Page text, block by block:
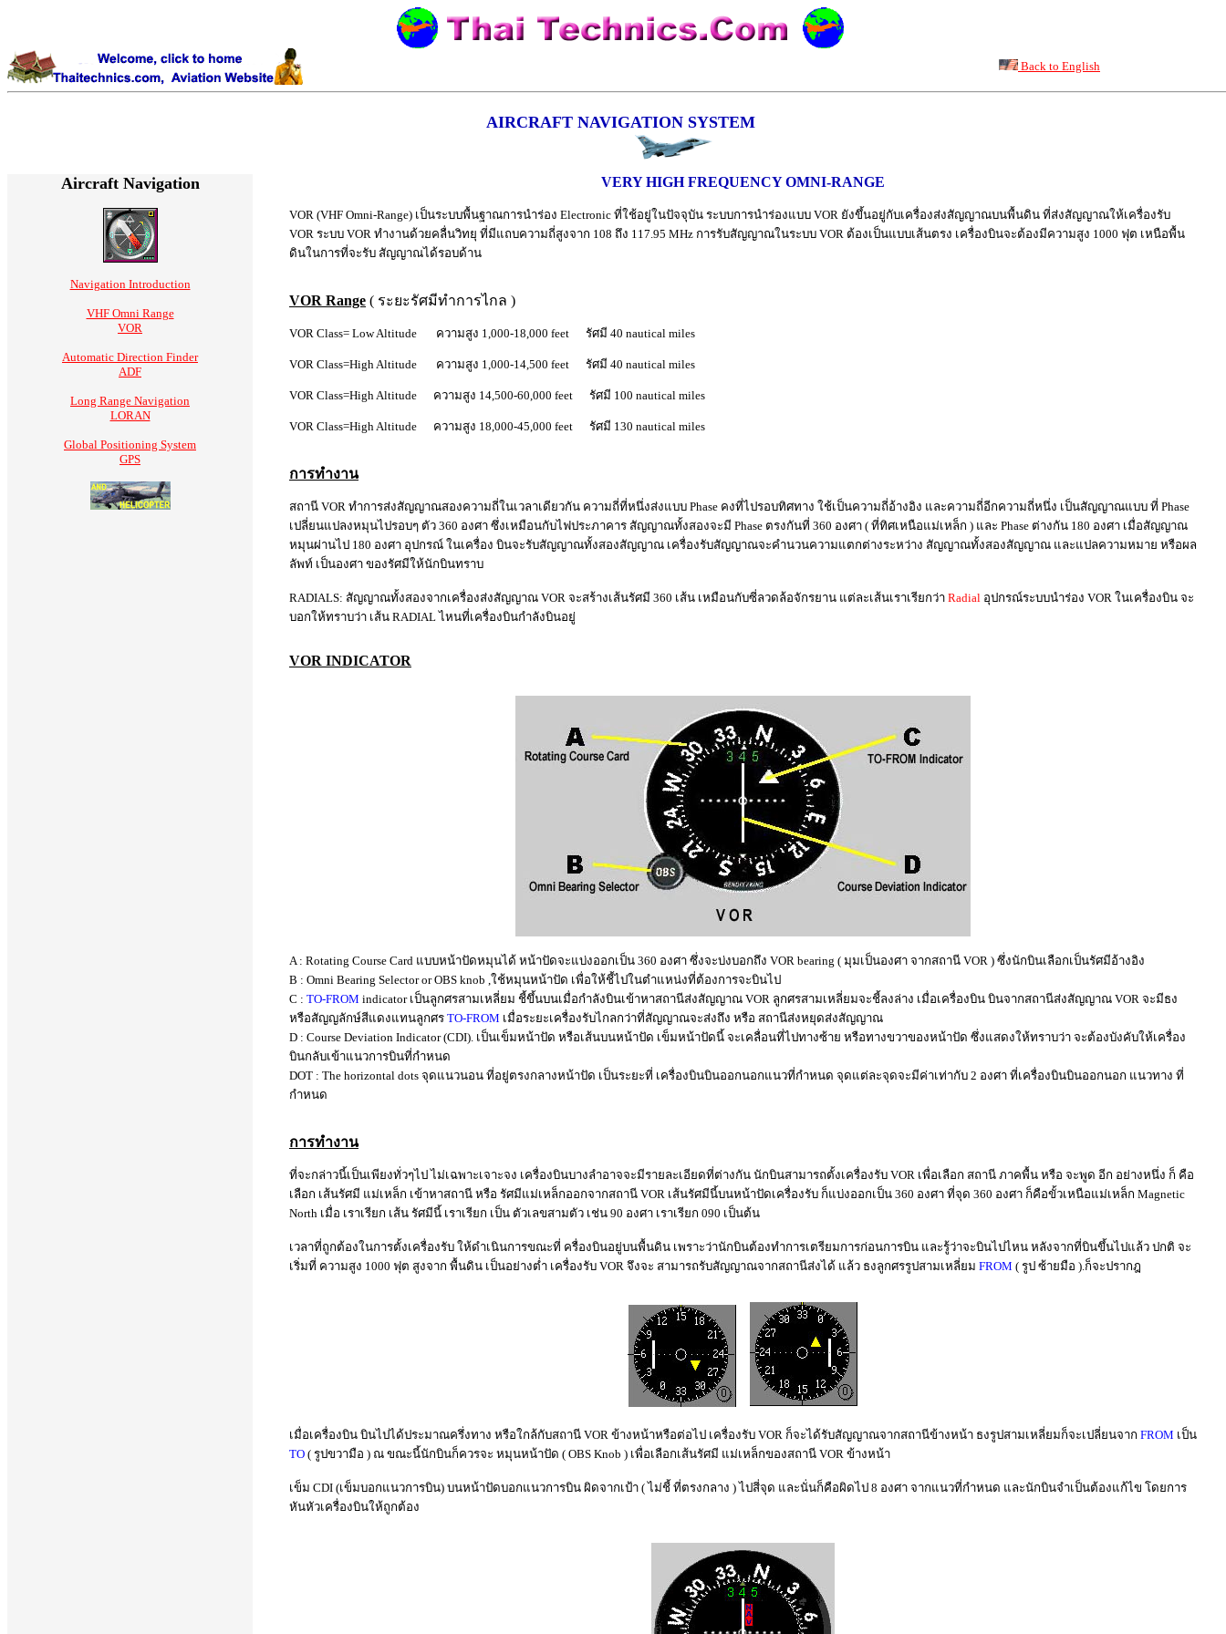
Back to English
AIRCRAFT NAVIGATION SYSTEM
Aircraft Navigation
Navigation Introduction
VHF Omni Range
VOR
Automatic Direction Finder
ADF
Long Range Navigation
LORAN
Global Positioning System
GPS
VERY HIGH FREQUENCY OMNI-RANGE
VOR (VHF Omni-Range) เป็นระบบพื้นฐาณการนำร่อง Electronic ที่ใช้อยู่ในปัจจุบัน ระบบการนำร่องแบบ VOR ยังขึ้นอยู่กับเครื่องส่งสัญญาณบนพื้นดิน ที่ส่งสัญญาณให้เครื่องรับ
VOR ระบบ VOR ทำงานด้วยคลื่นวิทยุ ที่มีแถบความถี่สูงจาก 108 ถึง 117.95 MHz การรับสัญญาณในระบบ VOR ต้องเป็นแบบเส้นตรง เครื่องบินจะต้องมีความสูง 1000 ฟุต เหนือพื้น
ดินในการที่จะรับ สัญญาณได้รอบด้าน
VOR Range ( ระยะรัศมีทำการไกล )
VOR Class= Low Altitude ความสูง 1,000-18,000 feet รัศมี 40 nautical miles
VOR Class=High Altitude ความสูง 1,000-14,500 feet รัศมี 40 nautical miles
VOR Class=High Altitude ความสูง 14,500-60,000 feet รัศมี 100 nautical miles
VOR Class=High Altitude ความสูง 18,000-45,000 feet รัศมี 130 nautical miles
การทำงาน
สถานี VOR ทำการส่งสัญญาณสองความถี่ในเวลาเดียวกัน ความถี่ที่หนึ่งส่งแบบ Phase คงที่ไปรอบทิศทาง ใช้เป็นความถี่อ้างอิง และความถี่อีกความถี่หนึ่ง เป็นสัญญาณแบบ ที่ Phase
เปลี่ยนแปลงหมุนไปรอบๆ ตัว 360 องศา ซึ่งเหมือนกับไฟประภาคาร สัญญาณทั้งสองจะมี Phase ตรงกันที่ 360 องศา ( ที่ทิศเหนือแม่เหล็ก ) และ Phase ต่างกัน 180 องศา เมื่อสัญญาณ
หมุนผ่านไป 180 องศา อุปกรณ์ ในเครื่อง บินจะรับสัญญาณทั้งสองสัญญาณ เครื่องรับสัญญาณจะคำนวนความแตกต่างระหว่าง สัญญาณทั้งสองสัญญาณ และแปลความหมาย หรือผล
ลัพท์ เป็นองศา ของรัศมีให้นักบินทราบ
RADIALS: สัญญาณทั้งสองจากเครื่องส่งสัญญาณ VOR จะสร้างเส้นรัศมี 360 เส้น เหมือนกับซี่ลวดล้อจักรยาน แต่ละเส้นเราเรียกว่า Radial อุปกรณ์ระบบนำร่อง VOR ในเครื่องบิน จะ
บอกให้ทราบว่า เส้น RADIAL ไหนที่เครื่องบินกำลังบินอยู่
VOR INDICATOR
A : Rotating Course Card แบบหน้าปัดหมุนได้ หน้าปัดจะแบ่งออกเป็น 360 องศา ซึ่งจะบ่งบอกถึง VOR bearing ( มุมเป็นองศา จากสถานี VOR ) ซึ่งนักบินเลือกเป็นรัศมีอ้างอิง
B : Omni Bearing Selector or OBS knob ,ใช้หมุนหน้าปัด เพื่อให้ชี้ไปในตำแหน่งที่ต้องการจะบินไป
C : TO-FROM indicator เป็นลูกศรสามเหลี่ยม ชี้ขึ้นบนเมื่อกำลังบินเข้าหาสถานีส่งสัญญาณ VOR ลูกศรสามเหลี่ยมจะชี้ลงล่าง เมื่อเครื่องบิน บินจากสถานีส่งสัญญาณ VOR จะมีธง
หรือสัญญลักษ์สีแดงแทนลูกศร TO-FROM เมื่อระยะเครื่องรับไกลกว่าที่สัญญาณจะส่งถึง หรือ สถานีส่งหยุดส่งสัญญาณ
D : Course Deviation Indicator (CDI). เป็นเข็มหน้าปัด หรือเส้นบนหน้าปัด เข็มหน้าปัดนี้ จะเคลื่อนที่ไปทางซ้าย หรือทางขวาของหน้าปัด ซึ่งแสดงให้ทราบว่า จะต้องบังคับให้เครื่อง
บินกลับเข้าแนวการบินที่กำหนด
DOT : The horizontal dots จุดแนวนอน ที่อยู่ตรงกลางหน้าปัด เป็นระยะที่ เครื่องบินบินออกนอกแนวที่กำหนด จุดแต่ละจุดจะมีค่าเท่ากับ 2 องศา ที่เครื่องบินบินออกนอก แนวทาง ที่
กำหนด
การทำงาน
ที่จะกล่าวนี้เป็นเพียงทั่วๆไป ไม่เฉพาะเจาะจง เครื่องบินบางลำอาจจะมีรายละเอียดที่ต่างกัน นักบินสามารถตั้งเครื่องรับ VOR เพื่อเลือก สถานี ภาคพื้น หรือ จะพูด อีก อย่างหนึ่ง ก็ คือ
เลือก เส้นรัศมี แม่เหล็ก เข้าหาสถานี หรือ รัศมีแม่เหล็กออกจากสถานี VOR เส้นรัศมีนี้บนหน้าปัดเครื่องรับ ก็แบ่งออกเป็น 360 องศา ที่จุด 360 องศา ก็คือขั้วเหนือแม่เหล็ก Magnetic
North เมื่อ เราเรียก เส้น รัศมีนี้ เราเรียก เป็น ตัวเลขสามตัว เช่น 90 องศา เราเรียก 090 เป็นต้น
เวลาที่ถูกต้องในการตั้งเครื่องรับ ให้ดำเนินการขณะที่ ครื่องบินอยู่บนพื้นดิน เพราะว่านักบินต้องทำการเตรียมการก่อนการบิน และรู้ว่าจะบินไปไหน หลังจากที่บินขึ้นไปแล้ว ปกติ จะ
เริ่มที่ ความสูง 1000 ฟุต สูงจาก พื้นดิน เป็นอย่างต่ำ เครื่องรับ VOR จึงจะ สามารถรับสัญญาณจากสถานีส่งได้ แล้ว ธงลูกศรรูปสามเหลี่ยม FROM ( รูป ซ้ายมือ ).ก็จะปรากฎ
เมื่อเครื่องบิน บินไปได้ประมาณครึ่งทาง หรือใกล้กับสถานี VOR ข้างหน้าหรือต่อไป เครื่องรับ VOR ก็จะได้รับสัญญาณจากสถานีข้างหน้า ธงรูปสามเหลี่ยมก็จะเปลี่ยนจาก FROM เป็น
TO ( รูปขวามือ ) ณ ขณะนี้นักบินก็ควรจะ หมุนหน้าปัด ( OBS Knob ) เพื่อเลือกเส้นรัศมี แม่เหล็กของสถานี VOR ข้างหน้า
เข็ม CDI (เข็มบอกแนวการบิน) บนหน้าปัดบอกแนวการบิน ผิดจากเป้า ( ไม่ชี้ ที่ตรงกลาง ) ไปสี่จุด และนั่นก็คือผิดไป 8 องศา จากแนวที่กำหนด และนักบินจำเป็นต้องแก้ไข โดยการ
หันหัวเครื่องบินให้ถูกต้อง